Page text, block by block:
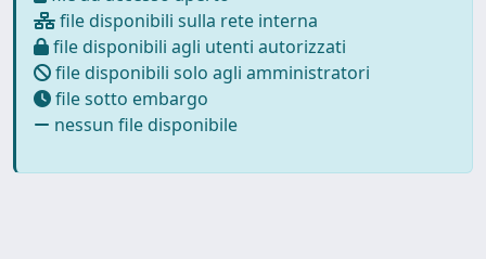
file disponibili sulla rete interna
file disponibili agli utenti autorizzati
file disponibili solo agli amministratori
file sotto embargo
nessun file disponibile